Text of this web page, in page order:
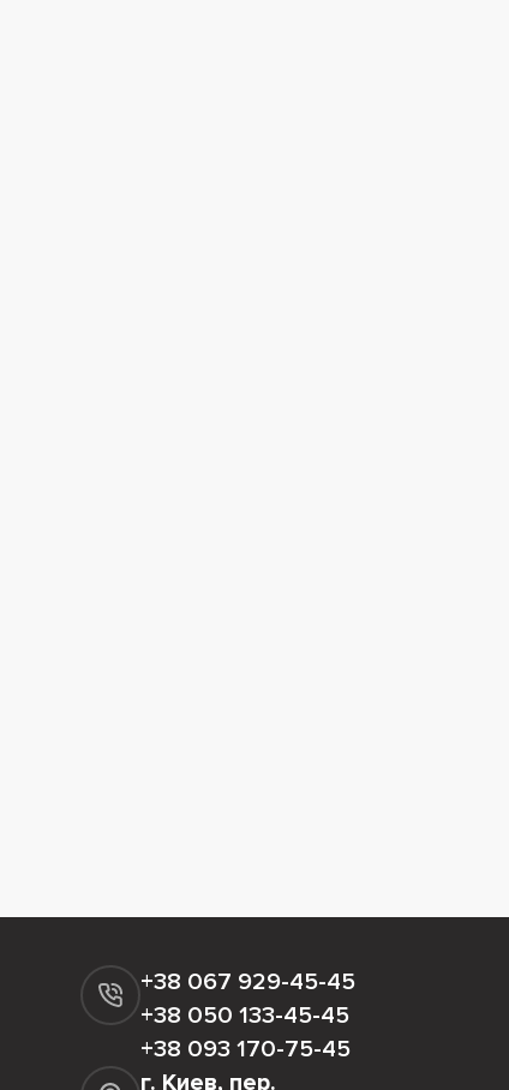
+38 067 929-45-45
+38 050 133-45-45
+38 093 170-75-45
г. Киев, пер.